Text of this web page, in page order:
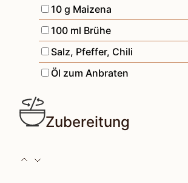
▢
10 g Maizena
▢
100 ml Brühe
▢
Salz, Pfeffer, Chili
▢
Öl zum Anbraten
Zubereitung